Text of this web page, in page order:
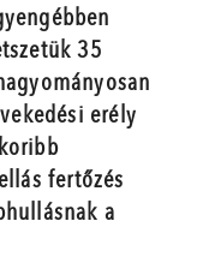
35
erély
fertőzés
a